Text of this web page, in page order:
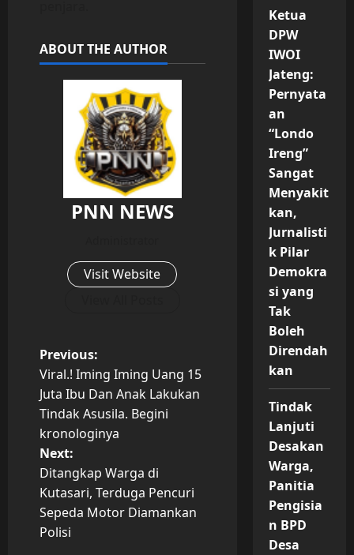
ABOUT THE AUTHOR
PNN NEWS
Visit Website
P
o
s
t
n
a
Previous:
Viral.! Iming Iming Uang 15
Juta Ibu Dan Anak Lakukan
Tindak Asusila. Begini
kronologinya
Next:
Ditangkap Warga di
Kutasari, Terduga Pencuri
Sepeda Motor Diamankan
Polisi
Ketua
DPW
IWOI
Jateng:
Pernyata
an
“Londo
Ireng”
Sangat
Menyakit
kan,
Jurnalisti
k Pilar
Demokra
si yang
Tak
Boleh
Direndah
kan
Tindak
Lanjuti
Desakan
Warga,
Panitia
Pengisia
n BPD
Desa